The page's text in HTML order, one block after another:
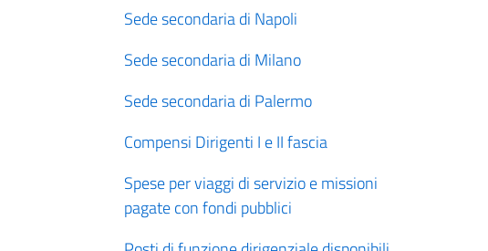
Sede secondaria di Napoli
Sede secondaria di Milano
Sede secondaria di Palermo
Compensi Dirigenti I e II fascia
Spese per viaggi di servizio e missioni
pagate con fondi pubblici